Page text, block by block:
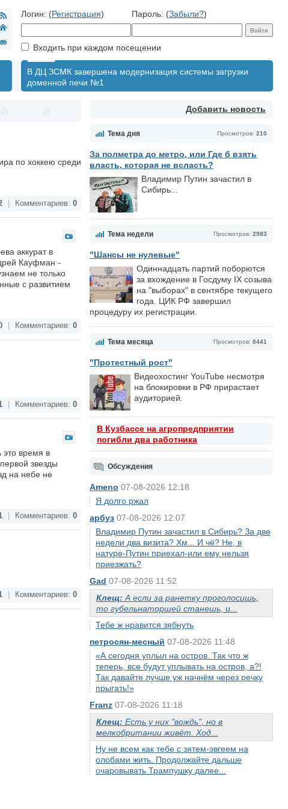
Логин: (Регистрация) Пароль: (Забыли?)
Входить при каждом посещении
В ДЦ ЗСМК завершена модернизация системы загрузки
доменной печи №1
Добавить новость
Просмотров: 210
Тема дня
За полметра до метро, или Где б взять
власть, которая не всласть?
Владимир Путин зачастил в
Сибирь...
Просмотров: 2983
Тема недели
"Шансы не нулевые"
Одиннадцать партий поборются
за вхождение в Госдуму IX созыва
на "выборах" в сентябре текущего
года. ЦИК РФ завершил
процедуру их регистрации.
Просмотров: 8441
Тема месяца
"Протестный рост"
Видеохостинг YouTube несмотря
на блокировки в РФ прирастает
аудиторией.
В Кузбассе на агропредприятии
погибли два работника
Обсуждения
Ameno 07-08-2026 12:18
Я долго ржал
арбуз 07-08-2026 12:07
Владимир Путин зачастил в Сибирь? За две
недели два визита? Хм... И чё? Не, в
натуре-Путин приехал-или ему нельзя
приезжать?
Gad 07-08-2026 11:52
Клещ: А если за ранетку проголосишь,
то губельнаторшей станешь, и...
Тебе ж нравится зябнуть
петросян-месный 07-08-2026 11:48
«А сегодня уплыл на остров. Так что ж
теперь, все будут уплывать на остров, а?!
Так давайте лучше уж начнём через речку
прыгать!»
Franz 07-08-2026 11:18
Клещ: Есть у них "вождь", но в
мелкобритании живёт. Ход...
Ну не всем как тебе с зятем-эвгеем на
олобами жить. Продолжайте дальше
очаровывать Трампушку далее...
по хоккею среди
Комментариев: 0
аккурат в
Кауфман -
не только
с развитием
Комментариев: 0
Комментариев: 0
это время в
звезды
на небе не
Комментариев: 0
Комментариев: 0